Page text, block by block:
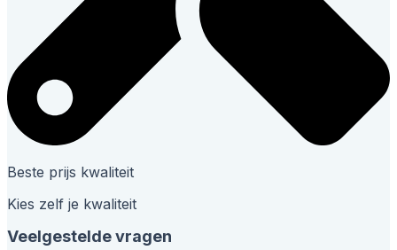
Beste prijs kwaliteit
Kies zelf je kwaliteit
Veelgestelde vragen